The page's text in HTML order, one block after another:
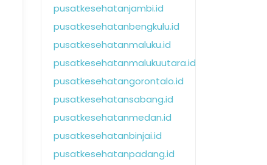
pusatkesehatanjambi.id
pusatkesehatanbengkulu.id
pusatkesehatanmaluku.id
pusatkesehatanmalukuutara.id
pusatkesehatangorontalo.id
pusatkesehatansabang.id
pusatkesehatanmedan.id
pusatkesehatanbinjai.id
pusatkesehatanpadang.id